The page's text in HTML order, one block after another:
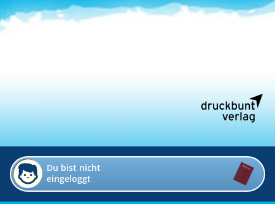
Du bist nicht
eingeloggt